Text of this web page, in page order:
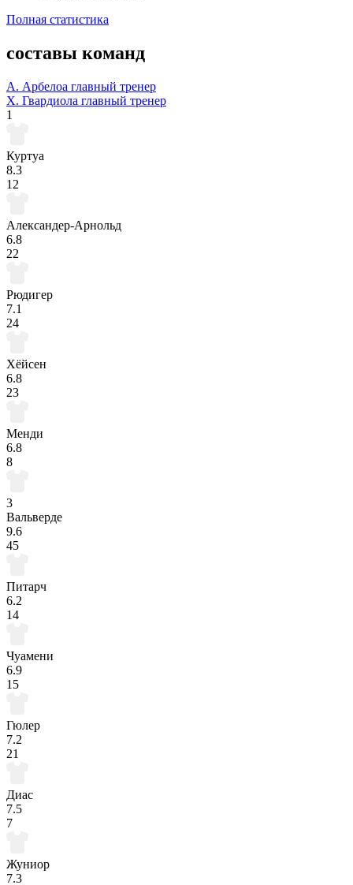
Полная статистика
составы команд
А. Арбелоа главный тренер
Х. Гвардиола главный тренер
1
Куртуа
8.3
12
Александер-Арнольд
6.8
22
Рюдигер
7.1
24
Хёйсен
6.8
23
Менди
6.8
8
3
Вальверде
9.6
45
Питарч
6.2
14
Чуамени
6.9
15
Гюлер
7.2
21
Диас
7.5
7
Жуниор
7.3